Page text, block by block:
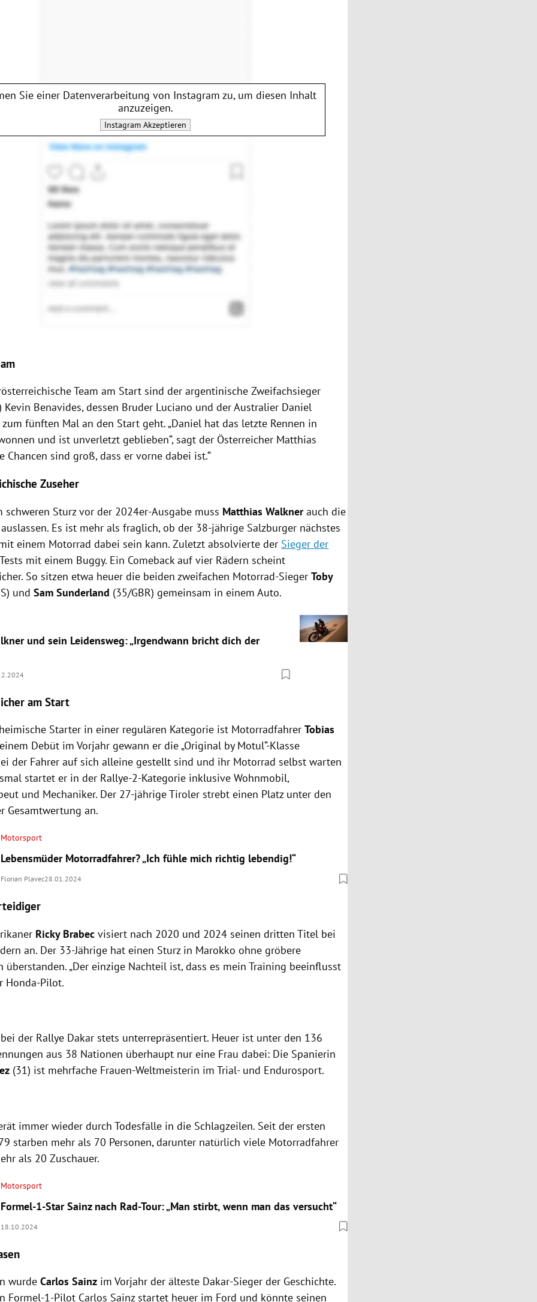
Sie einer Datenverarbeitung von Instagram zu, um diesen Inhalt
anzuzeigen.
Instagram Akzeptieren
Team am Start sind der argentinische Zweifachsieger
Kevin Benavides, dessen Bruder Luciano und der Australier Daniel
zum fünften Mal an den Start geht. „Daniel hat das letzte Rennen in
und ist unverletzt geblieben“, sagt der Österreicher Matthias
Chancen sind groß, dass er vorne dabei ist.“
Zuseher
schweren Sturz vor der 2024er-Ausgabe muss Matthias Walknerauch die
Es ist mehr als fraglich, ob der 38-jährige Salzburger nächstes
einem Motorrad dabei sein kann. Zuletzt absolvierte der Sieger der
Tests mit einem Buggy. Ein Comeback auf vier Rädern scheint
So sitzen etwa heuer die beiden zweifachen Motorrad-SiegerToby
undSam Sunderland (35/GBR) gemeinsam in einem Auto.
und sein Leidensweg: „Irgendwann bricht dich der
am Start
Starter in einer regulären Kategorie ist MotorradfahrerTobias
Debüt im Vorjahr gewann er die „Original by Motul“-Klasse
der Fahrer auf sich alleine gestellt sind und ihr Motorrad selbst warten
startet er in der Rallye-2-Kategorie inklusive Wohnmobil,
und Mechaniker. Der 27-jährige Tiroler strebt einen Platz unter den
Gesamtwertung an.
Motorsport
Lebensmüder Motorradfahrer? „Ich fühle mich richtig lebendig!“
Florian Plavec28.01.2024
Ricky Brabec visiert nach 2020 und 2024 seinen dritten Titel bei
an. Der 33-Jährige hat einen Sturz in Marokko ohne gröbere
überstanden. „Der einzige Nachteil ist, dass es mein Training beeinflusst
Honda-Pilot.
der Rallye Dakar stets unterrepräsentiert. Heuer ist unter den 136
aus 38 Nationen überhaupt nur eine Frau dabei: Die Spanierin
(31) ist mehrfache Frauen-Weltmeisterin im Trial- und Endurosport.
immer wieder durch Todesfälle in die Schlagzeilen. Seit der ersten
starben mehr als 70 Personen, darunter natürlich viele Motorradfahrer
als 20 Zuschauer.
Motorsport
Formel-1-Star Sainz nach Rad-Tour: „Man stirbt, wenn man das versucht“
18.10.2024
wurdeCarlos Sainz im Vorjahr der älteste Dakar-Sieger der Geschichte.
Formel-1-Pilot Carlos Sainz startet heuer im Ford und könnte seinen